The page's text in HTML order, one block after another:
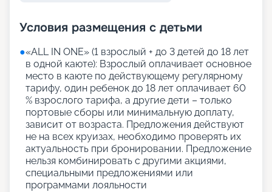
Условия размещения с детьми
●«АLL IN ONE» (1 взрослый + до 3 детей до 18 лет
в одной каюте): Взрослый оплачивает основное
место в каюте по действующему регулярному
тарифу, один ребенок до 18 лет оплачивает 60
% взрослого тарифа, а другие дети – только
портовые сборы или минимальную доплату,
зависит от возраста. Предложения действуют
не на всех круизах, необходимо проверять их
актуальность при бронировании. Предложение
нельзя комбинировать с другими акциями,
специальными предложениями или
программами лояльности